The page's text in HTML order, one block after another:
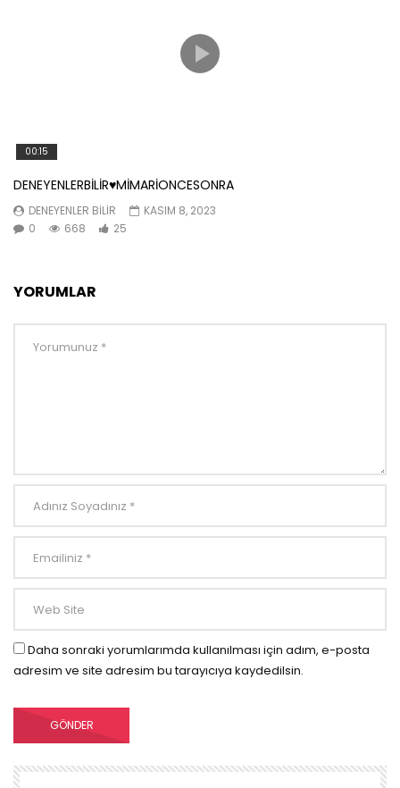
00:15
DENEYENLERBİLİR♥️MİMARİONCESONRA
DENEYENLER BILIR
KASIM 8, 2023
0
668 25
YORUMLAR
Daha sonraki yorumlarımda kullanılması için adım, e-posta
adresim ve site adresim bu tarayıcıya kaydedilsin.